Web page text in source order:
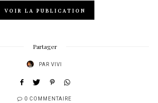
VOIR LA PUBLICATION
Partager
PAR VIVI
0 COMMENTAIRE